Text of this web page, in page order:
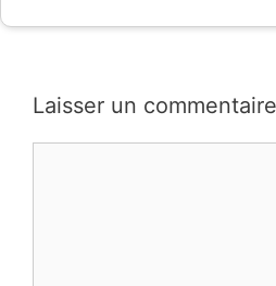
Laisser un commentaire